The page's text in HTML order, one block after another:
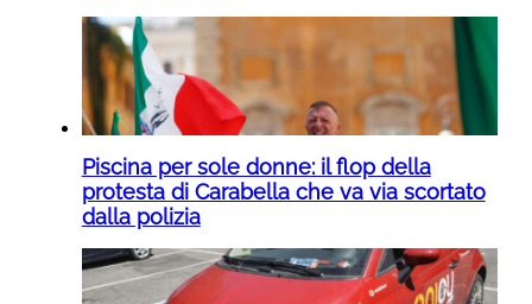
Piscina per sole donne: il flop della
protesta di Carabella che va via scortato
dalla polizia